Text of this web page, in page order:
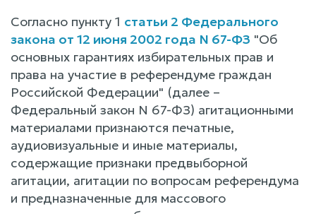
Согласно пункту 1 статьи 2 Федерального
закона от 12 июня 2002 года N 67-ФЗ "Об
основных гарантиях избирательных прав и
права на участие в референдуме граждан
Российской Федерации" (далее –
Федеральный закон N 67-ФЗ) агитационными
материалами признаются печатные,
аудиовизуальные и иные материалы,
содержащие признаки предвыборной
агитации, агитации по вопросам референдума
и предназначенные для массового